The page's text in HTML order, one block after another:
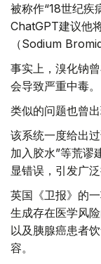
被称作“18世纪疾
ChatGPT建议他
（Sodium
事实上，溴化钠
会导致严重中毒。
类似的问题也曾
该系统一度给出
加入胶水”等荒谬
显错误，引发广泛
英国《卫报》的
生成存在医学风
以及胰腺癌患者
容。